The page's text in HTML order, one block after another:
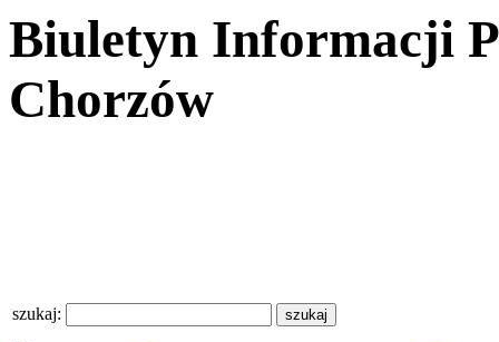
Biuletyn Informacji
Chorzów
szukaj: